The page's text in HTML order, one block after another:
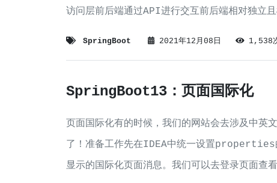
访问层前后端通过API进行交互前后端相对独立
SpringBoot 2021年12月08日 1,538
SpringBoot13：页面国际化
页面国际化有的时候，我们的网站会去涉及中英
了！准备工作先在IDEA中统一设置properties
显示的国际化页面消息。我们可以去登录页面查